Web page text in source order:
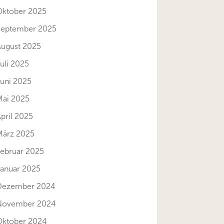
2025
2025
2025
2025
2025
2025
2025
2025
2025
2025
2024
2024
2024